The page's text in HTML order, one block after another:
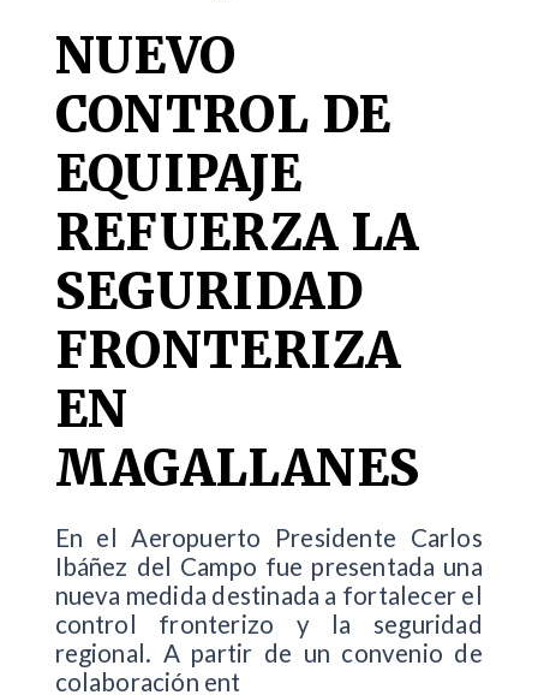
NUEVO
CONTROL DE
EQUIPAJE
REFUERZA LA
SEGURIDAD
FRONTERIZA
EN
MAGALLANES
En el Aeropuerto Presidente Carlos
Ibáñez del Campo fue presentada una
nueva medida destinada a fortalecer el
control fronterizo y la seguridad
regional. A partir de un convenio de
colaboración ent